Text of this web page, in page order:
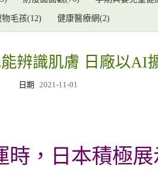
物毛孩(12) 健康醫療網(2)
辨識肌膚 日廠以AI
日期 2021-11-01
時，日本積極